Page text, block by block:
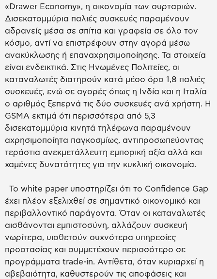
«Drawer Economy», η οικονομία των συρταριών.
Δισεκατομμύρια παλιές συσκευές παραμένουν
αδρανείς μέσα σε σπίτια και γραφεία σε όλο τον
κόσμο, αντί να επιστρέφουν στην αγορά μέσω
ανακύκλωσης ή επαναχρησιμοποίησης. Τα στοιχεία
είναι ενδεικτικά. Στις Ηνωμένες Πολιτείες, οι
καταναλωτές διατηρούν κατά μέσο όρο 1,8 παλιές
συσκευές, ενώ σε αγορές όπως η Ινδία και η Ιταλία
ο αριθμός ξεπερνά τις δύο συσκευές ανά χρήστη. Η
GSMA εκτιμά ότι περισσότερα από 5,3
δισεκατομμύρια κινητά τηλέφωνα παραμένουν
αχρησιμοποίητα παγκοσμίως, αντιπροσωπεύοντας
τεράστια ανεκμετάλλευτη εμπορική αξία αλλά και
χαμένες δυνατότητες για την κυκλική οικονομία.
Το white paper υποστηρίζει ότι το Confidence Gap
έχει πλέον εξελιχθεί σε σημαντικό οικονομικό και
περιβαλλοντικό παράγοντα. Όταν οι καταναλωτές
αισθάνονται εμπιστοσύνη, αλλάζουν συσκευή
νωρίτερα, υιοθετούν συχνότερα υπηρεσίες
προστασίας και συμμετέχουν περισσότερο σε
προγράμματα trade-in. Αντίθετα, όταν κυριαρχεί η
αβεβαιότητα, καθυστερούν τις αποφάσεις και